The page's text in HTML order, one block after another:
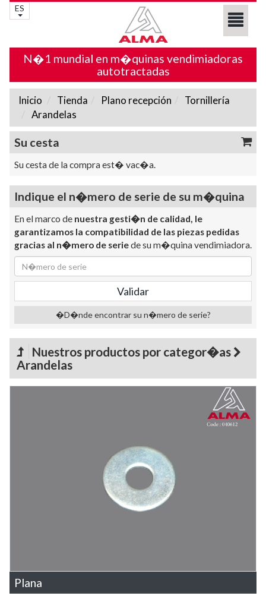
ES
N�1 mundial en m�quinas vendimiadoras
autotractadas
Inicio Tienda Plano recepción
Tornillería
Arandelas
Su cesta
Su cesta de la compra est� vac�a.
Indique el n�mero de serie de su m�quina
En el marco de nuestra gesti�n de calidad, le
garantizamos la compatibilidad de las piezas pedidas
gracias al n�mero de seriede su m�quina vendimiadora.
�D�nde encontrar su n�mero de serie?
Nuestros productos por categor�as
Arandelas
Plana